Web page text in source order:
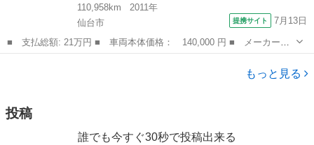
110,958km
2011年
仙台市
提携サイト 7月13日
■ 支払総額: 21万円 ■ 車両本体価格： 140,000 円 ■ メーカー
名： マツダ ■ 車種名： ＡＺワゴンカスタムスタイル ■ グレー
ド名： ＸＳ ＨＩＤ スマートキー 電動格納ミラー ベンチシー
もっと見る
投稿
誰でも今すぐ30秒で投稿出来る